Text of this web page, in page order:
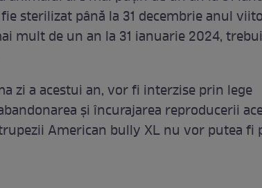
sterilizat până la 31 decembrie anul
mult de un an la 31 ianuarie 2024,
zi a acestui an, vor fi interzise prin lege
și încurajarea reproducerii
American bully XL nu vor putea fi